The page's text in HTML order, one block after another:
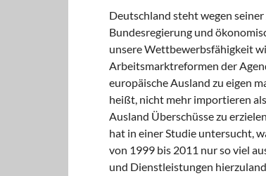
Deutschland steht wegen
Bundesregierung und
unsere Wettbewerbsfähigkeit
Arbeitsmarktreformen der
europäische Ausland zu eigen
heißt, nicht mehr importieren
Ausland Überschüsse zu
hat in einer Studie untersucht,
von 1999 bis 2011 nur so viel
und Dienstleistungen